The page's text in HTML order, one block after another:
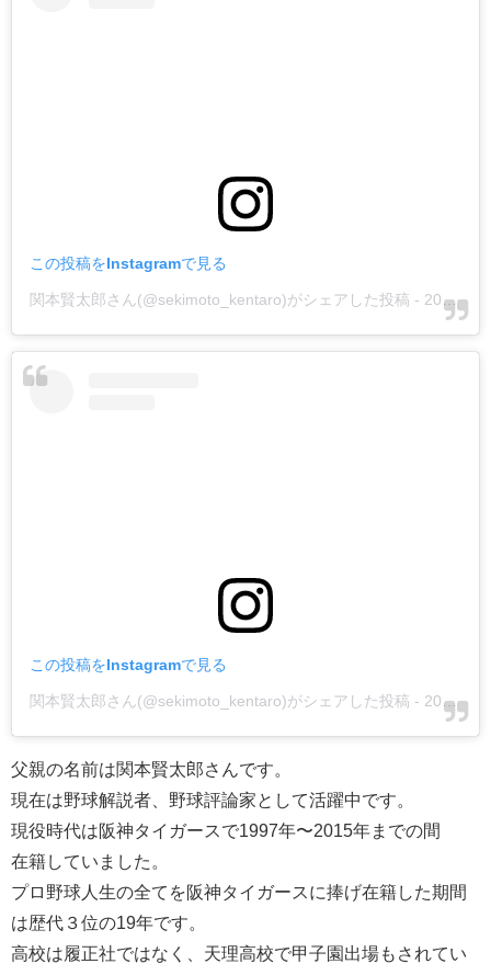
この投稿をInstagramで見る
関本賢太郎さん(@sekimoto_kentaro)がシェアした投稿 - 2018年12月月3日午前5時01分PST
この投稿をInstagramで見る
関本賢太郎さん(@sekimoto_kentaro)がシェアした投稿 - 2016年 8月月14日午前12時29分PDT
父親の名前は関本賢太郎さんです。
現在は野球解説者、野球評論家として活躍中です。
現役時代は阪神タイガースで1997年〜2015年までの間
在籍していました。
プロ野球人生の全てを阪神タイガースに捧げ在籍した期間
は歴代３位の19年です。
高校は履正社ではなく、天理高校で甲子園出場もされてい